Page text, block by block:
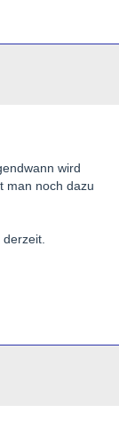
wird
man noch dazu